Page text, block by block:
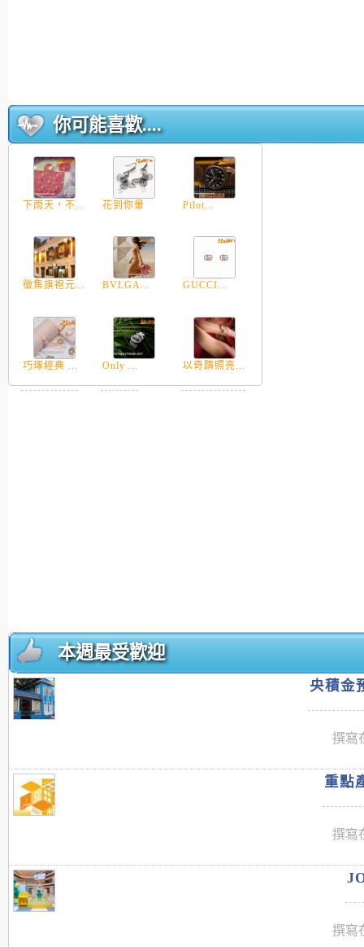
你可能喜歡....
下雨天，不... 花到你暈 Pilot...
徵集旗袍元... BVLGA... GUCCI...
巧琢經典 ... Only ... 以奇蹟照亮...
本週最受歡迎
央積金
撰寫
重點
撰寫
撰寫